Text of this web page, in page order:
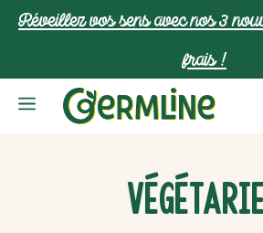
AllerRéveillez vos sens avec nos 3
frais !
Menu